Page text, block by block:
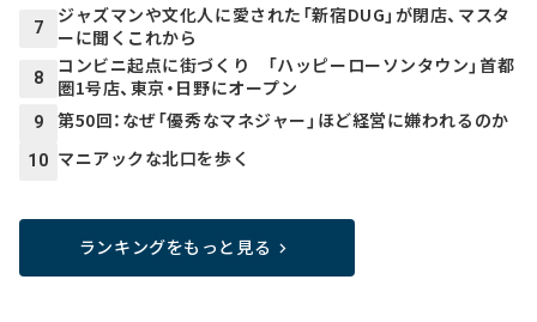
7
ジャズマンや文化人に愛された「新宿DUG」が閉店、マスタ
ーに聞くこれから
8
コンビニ起点に街づくり 「ハッピーローソンタウン」首都
圏1号店、東京・日野にオープン
9 第50回：なぜ「優秀なマネジャー」ほど経営に嫌われるのか
10 マニアックな北口を歩く
ランキングをもっと見る